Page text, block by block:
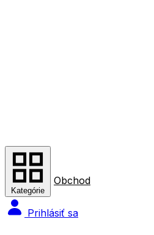
Kategórie
Obchod
Prihlásiť sa